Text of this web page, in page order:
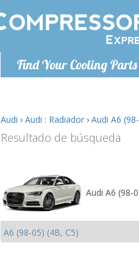
Find Your Cooling Parts
Audi › Audi : Radiador › Audi A6
Resultado de búsqueda
Audi A6 (98-